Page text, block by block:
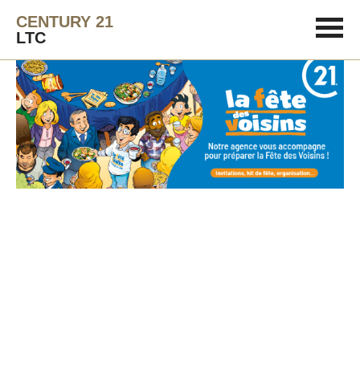
CENTURY 21
LTC